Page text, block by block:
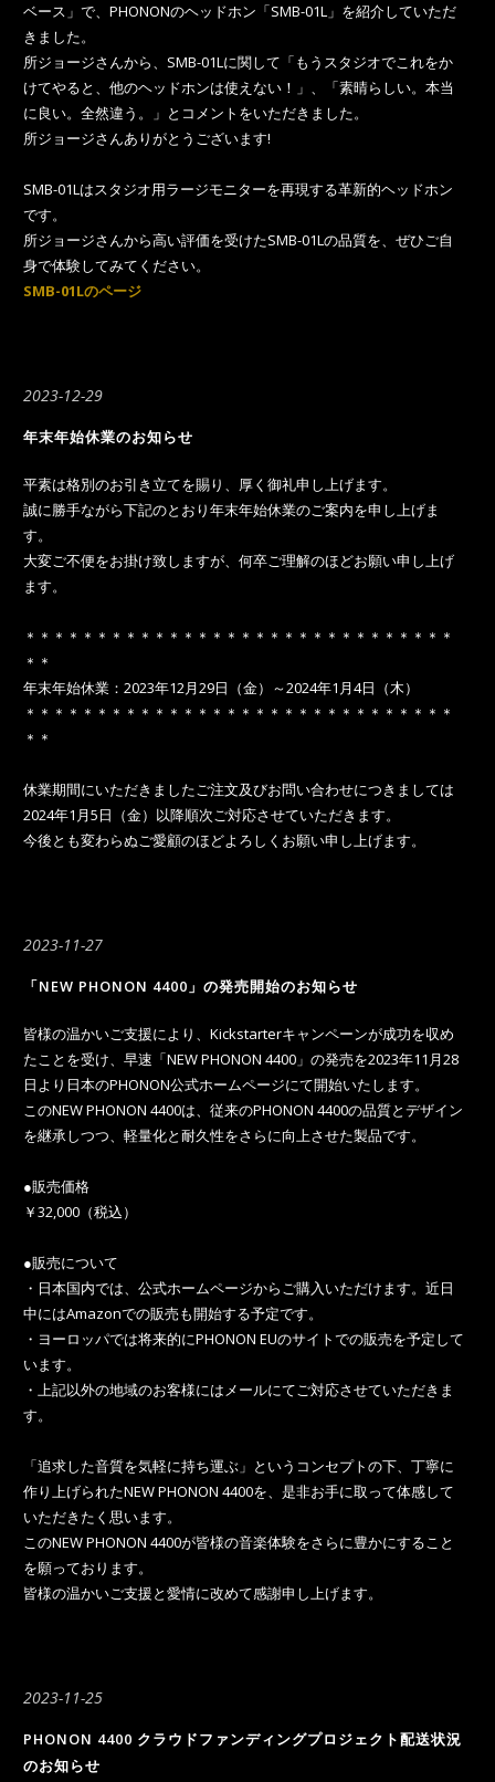
ベース」で、PHONONのヘッドホン「SMB-01L」を紹介していただ
きました。
所ジョージさんから、SMB-01Lに関して「もうスタジオでこれをか
けてやると、他のヘッドホンは使えない！」、「素晴らしい。本当
に良い。全然違う。」とコメントをいただきました。
所ジョージさんありがとうございます!
SMB-01Lはスタジオ用ラージモニターを再現する革新的ヘッドホン
です。
所ジョージさんから高い評価を受けたSMB-01Lの品質を、ぜひご自
身で体験してみてください。
SMB-01Lのページ
2023-12-29
年末年始休業のお知らせ
平素は格別のお引き立てを賜り、厚く御礼申し上げます。
誠に勝手ながら下記のとおり年末年始休業のご案内を申し上げま
す。
大変ご不便をお掛け致しますが、何卒ご理解のほどお願い申し上げ
ます。
＊＊＊＊＊＊＊＊＊＊＊＊＊＊＊＊＊＊＊＊＊＊＊＊＊＊＊＊＊＊
＊＊
年末年始休業：2023年12月29日（金）～2024年1月4日（木）
＊＊＊＊＊＊＊＊＊＊＊＊＊＊＊＊＊＊＊＊＊＊＊＊＊＊＊＊＊＊
＊＊
休業期間にいただきましたご注文及びお問い合わせにつきましては
2024年1月5日（金）以降順次ご対応させていただきます。
今後とも変わらぬご愛顧のほどよろしくお願い申し上げます。
2023-11-27
「NEW PHONON 4400」の発売開始のお知らせ
皆様の温かいご支援により、Kickstarterキャンペーンが成功を収め
たことを受け、早速「NEW PHONON 4400」の発売を2023年11月28
日より日本のPHONON公式ホームページにて開始いたします。
このNEW PHONON 4400は、従来のPHONON 4400の品質とデザイン
を継承しつつ、軽量化と耐久性をさらに向上させた製品です。
●販売価格
￥32,000（税込）
●販売について
・日本国内では、公式ホームページからご購入いただけます。近日
中にはAmazonでの販売も開始する予定です。
・ヨーロッパでは将来的にPHONON EUのサイトでの販売を予定して
います。
・上記以外の地域のお客様にはメールにてご対応させていただきま
す。
「追求した音質を気軽に持ち運ぶ」というコンセプトの下、丁寧に
作り上げられたNEW PHONON 4400を、是非お手に取って体感して
いただきたく思います。
このNEW PHONON 4400が皆様の音楽体験をさらに豊かにすること
を願っております。
皆様の温かいご支援と愛情に改めて感謝申し上げます。
2023-11-25
PHONON 4400 クラウドファンディングプロジェクト配送状況
のお知らせ